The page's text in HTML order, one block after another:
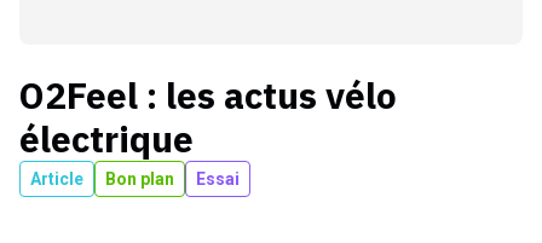
O2Feel : les actus vélo
électrique
Article Bon plan Essai